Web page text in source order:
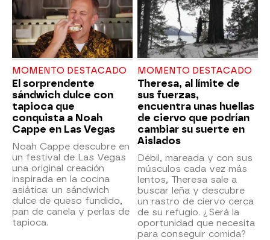
MOMENTO DESTACADO
El sorprendente
sándwich dulce con
tapioca que
conquista a Noah
Cappe en Las Vegas
Noah Cappe descubre en
un festival de Las Vegas
una original creación
inspirada en la cocina
asiática: un sándwich
dulce de queso fundido,
pan de canela y perlas de
tapioca.
MOMENTO DESTACADO
Theresa, al límite de
sus fuerzas,
encuentra unas huellas
de ciervo que podrían
cambiar su suerte en
Aislados
Débil, mareada y con sus
músculos cada vez más
lentos, Theresa sale a
buscar leña y descubre
un rastro de ciervo cerca
de su refugio. ¿Será la
oportunidad que necesita
para conseguir comida?